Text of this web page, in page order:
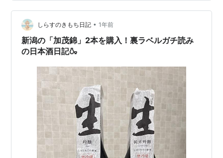
しらすのきもち日記 • 1年前
新潟の「加茂錦」2本を購入！裏ラベルガチ読み
の日本酒日記🍶